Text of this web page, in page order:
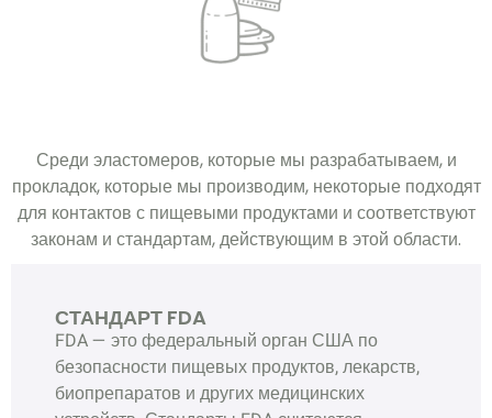
Среди эластомеров, которые мы разрабатываем, и
прокладок, которые мы производим, некоторые подходят
для контактов с пищевыми продуктами и соответствуют
законам и стандартам, действующим в этой области.
СТАНДАРТ FDA
FDA — это федеральный орган США по
безопасности пищевых продуктов, лекарств,
биопрепаратов и других медицинских